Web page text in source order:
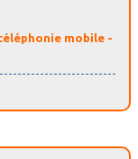
mobile -